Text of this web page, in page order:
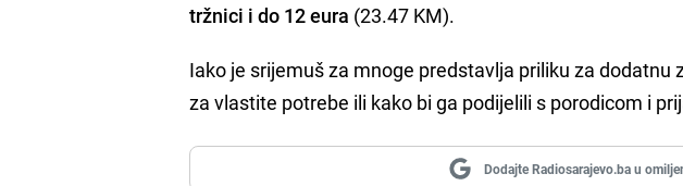
tržnici i do 12 eura (23.47 KM).
Iako je srijemuš za mnoge predstavlja priliku za dodatnu
za vlastite potrebe ili kako bi ga podijelili s porodicom i
Dodajte Radiosarajevo.ba u